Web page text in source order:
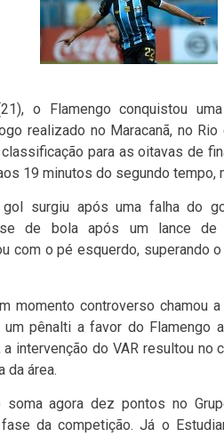
o Flamengo conquistou
realizado no Maracanã, no
para as oitavas de
19 minutos do segundo tempo,
surgiu após uma falha do
de bola após um lance de
com o pé esquerdo, superando
momento controverso chamou
um pênalti a favor do Flamengo
a intervenção do VAR resultou no
da área.
soma agora dez pontos no
da competição. Já o